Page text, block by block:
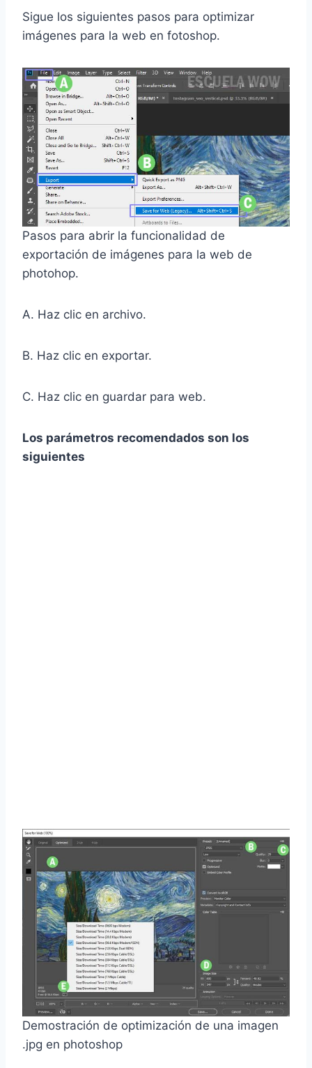
Sigue los siguientes pasos para optimizar
imágenes para la web en fotoshop.
Pasos para abrir la funcionalidad de
exportación de imágenes para la web de
photohop.
A. Haz clic en archivo.
B. Haz clic en exportar.
C. Haz clic en guardar para web.
Los parámetros recomendados son los
siguientes
Demostración de optimización de una imagen
.jpg en photoshop